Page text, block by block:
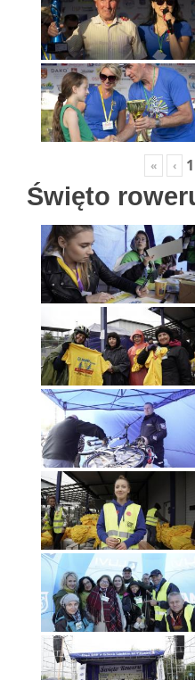
« ‹ 1
Święto